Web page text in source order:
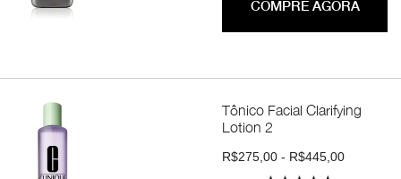
COMPRE AGORA
Tônico Facial Clarifying
Lotion 2
R$275,00 - R$445,00